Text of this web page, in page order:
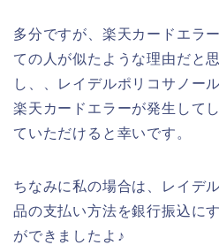
多分ですが、楽天カードエラ
ての人が似たような理由だと
し、、レイデルポリコサノー
楽天カードエラーが発生して
ていただけると幸いです。
ちなみに私の場合は、レイデ
品の支払い方法を銀行振込に
ができましたよ♪